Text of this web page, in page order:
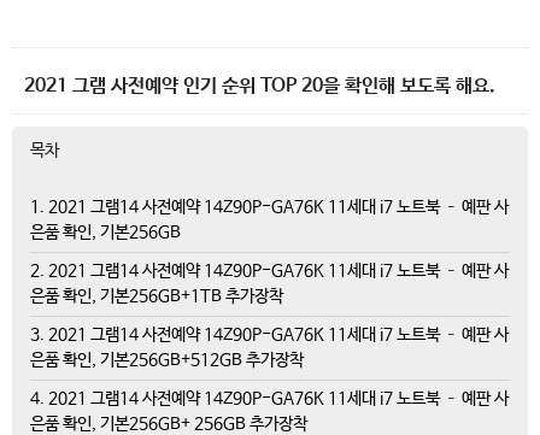
2021 그램 사전예약 인기 순위 TOP 20을 확인해 보도록 해요.
목차
1. 2021 그램14 사전예약 14Z90P-GA76K 11세대 i7 노트북 – 예판 사
은품 확인, 기본256GB
2. 2021 그램14 사전예약 14Z90P-GA76K 11세대 i7 노트북 – 예판 사
은품 확인, 기본256GB+1TB 추가장착
3. 2021 그램14 사전예약 14Z90P-GA76K 11세대 i7 노트북 – 예판 사
은품 확인, 기본256GB+512GB 추가장착
4. 2021 그램14 사전예약 14Z90P-GA76K 11세대 i7 노트북 – 예판 사
은품 확인, 기본256GB+ 256GB 추가장착